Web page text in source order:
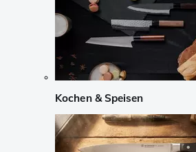
Kochen & Speisen